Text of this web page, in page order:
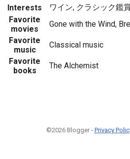
Interests
ワイン, クラシック鑑
Favorite
movies
Gone with the Wind,
Favorite
music
Classical music
Favorite
books
The Alchemist
©2026 Blogger - Privacy